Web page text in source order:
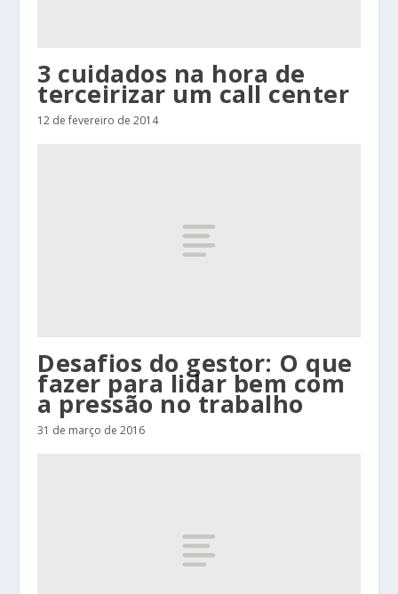
3 cuidados na hora de
terceirizar um call center
12 de fevereiro de 2014
Desafios do gestor: O que
fazer para lidar bem com
a pressão no trabalho
31 de março de 2016